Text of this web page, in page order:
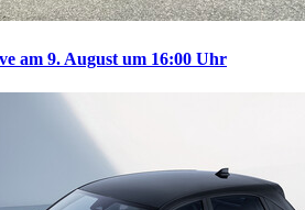
am 9. August um 16:00 Uhr